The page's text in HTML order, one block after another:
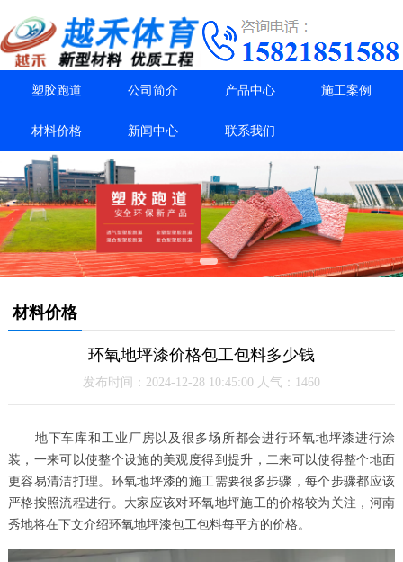
塑胶跑道 公司简介 产品中心 施工案例
材料价格 新闻中心 联系我们
材料价格
环氧地坪漆价格包工包料多少钱
发布时间：2024-12-28 10:45:00 人气：1460
地下车库和工业厂房以及很多场所都会进行环氧地坪漆进行涂
装，一来可以使整个设施的美观度得到提升，二来可以使得整个地面
更容易清洁打理。环氧地坪漆的施工需要很多步骤，每个步骤都应该
严格按照流程进行。大家应该对环氧地坪施工的价格较为关注，河南
秀地将在下文介绍环氧地坪漆包工包料每平方的价格。